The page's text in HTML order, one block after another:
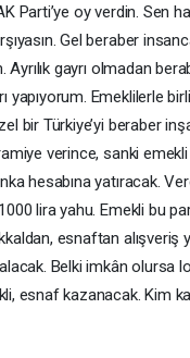
Parti’ye oy verdin. Sen
Gel beraber
Ayrılık gayrı olmadan
yapıyorum. Emeklilerle
bir Türkiye’yi beraber
verince, sanki emekli
hesabına yatıracak.
lira yahu. Emekli bu
esnaftan alışveriş
Belki imkân olursa
esnaf kazanacak. Kim